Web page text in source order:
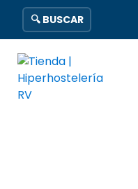
🔍 BUSCAR